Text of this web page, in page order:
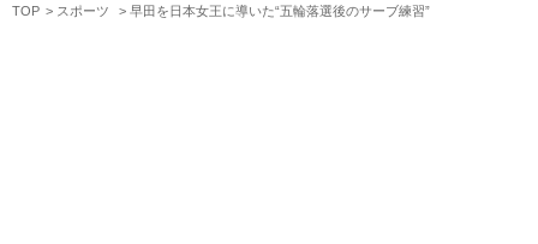
TOP スポーツ 早田を日本女王に導いた“五輪落選後のサーブ練習”